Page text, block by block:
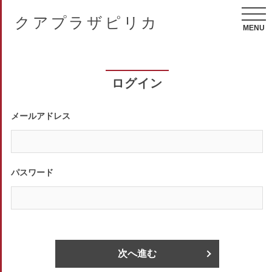
クアプラザピリカ MENU
ログイン
メールアドレス
パスワード
次へ進む